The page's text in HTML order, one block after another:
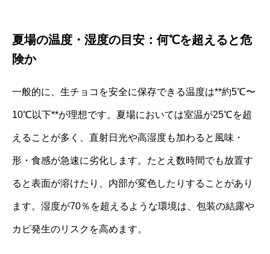
夏場の温度・湿度の目安：何℃を超えると危
険か
一般的に、生チョコを安全に保存できる温度は**約5℃〜
10℃以下**が理想です。夏場においては室温が25℃を超
えることが多く、直射日光や高湿度も加わると風味・
形・食感が急速に劣化します。たとえ数時間でも放置す
ると表面が溶けたり、内部が変色したりすることがあり
ます。湿度が70％を超えるような環境は、包装の結露や
カビ発生のリスクを高めます。